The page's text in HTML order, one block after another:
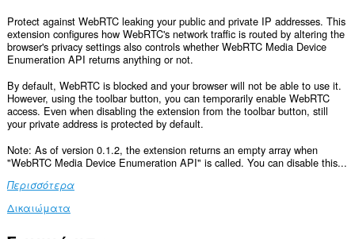
Protect against WebRTC leaking your public and private IP addresses. This
extension configures how WebRTC's network traffic is routed by altering the
browser's privacy settings also controls whether WebRTC Media Device
Enumeration API returns anything or not.
By default, WebRTC is blocked and your browser will not be able to use it.
However, using the toolbar button, you can temporarily enable WebRTC
access. Even when disabling the extension from the toolbar button, still
your private address is protected by default.
Note: As of version 0.1.2, the extension returns an empty array when
"WebRTC Media Device Enumeration API" is called. You can disable this...
Περισσότερα
Δικαιώματα